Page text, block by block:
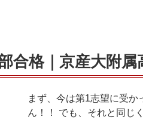
合格｜京産大附属
まず、今は第1志望に受
ん！！ でも、それと同じ